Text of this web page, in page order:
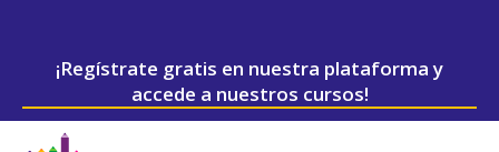
¡Regístrate gratis en nuestra plataforma y
accede a nuestros cursos!